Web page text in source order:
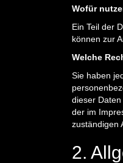
Wofür
Ein Teil der
können zur
Welche
Sie haben
dieser
der im
zuständigen
2.